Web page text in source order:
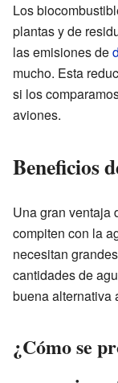
Los
plantas y de
las emisiones de
mucho. Esta
si los
aviones.
Beneficios
Una gran ventaja
compiten con la
necesitan
cantidades de
buena alternativa
¿Cómo se